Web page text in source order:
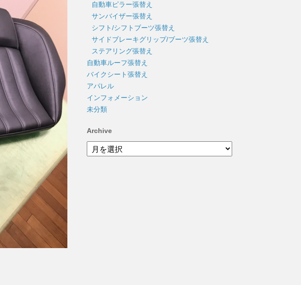
自動車ピラー張替え
サンバイザー張替え
シフト/シフトブーツ張替え
サイドブレーキグリップ/ブーツ張替え
ステアリング張替え
自動車ルーフ張替え
バイクシート張替え
アパレル
インフォメーション
未分類
Archive
Archive